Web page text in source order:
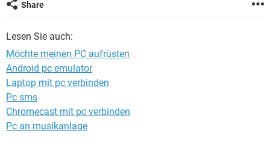
Share
Lesen Sie auch:
Möchte meinen PC aufrüsten
Android pc emulator
Laptop mit pc verbinden
Pc sms
Chromecast mit pc verbinden
Pc an musikanlage